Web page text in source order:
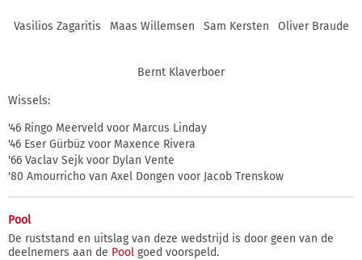
Vasilios Zagaritis Maas Willemsen Sam Kersten Oliver Braude
Bernt Klaverboer
Wissels:
'46 Ringo Meerveld voor Marcus Linday
'46 Eser Gürbüz voor Maxence Rivera
'66 Vaclav Sejk voor Dylan Vente
'80 Amourricho van Axel Dongen voor Jacob Trenskow
Pool
De ruststand en uitslag van deze wedstrijd is door geen van de
deelnemers aan de Pool goed voorspeld.